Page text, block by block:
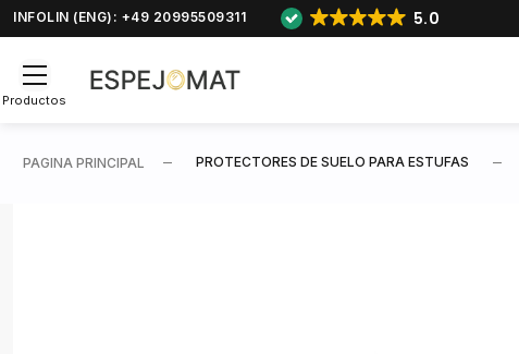
INFOLIN (ENG): +49 20995509311 5.0
Productos
PAGINA PRINCIPAL PROTECTORES DE SUELO PARA ESTUFAS